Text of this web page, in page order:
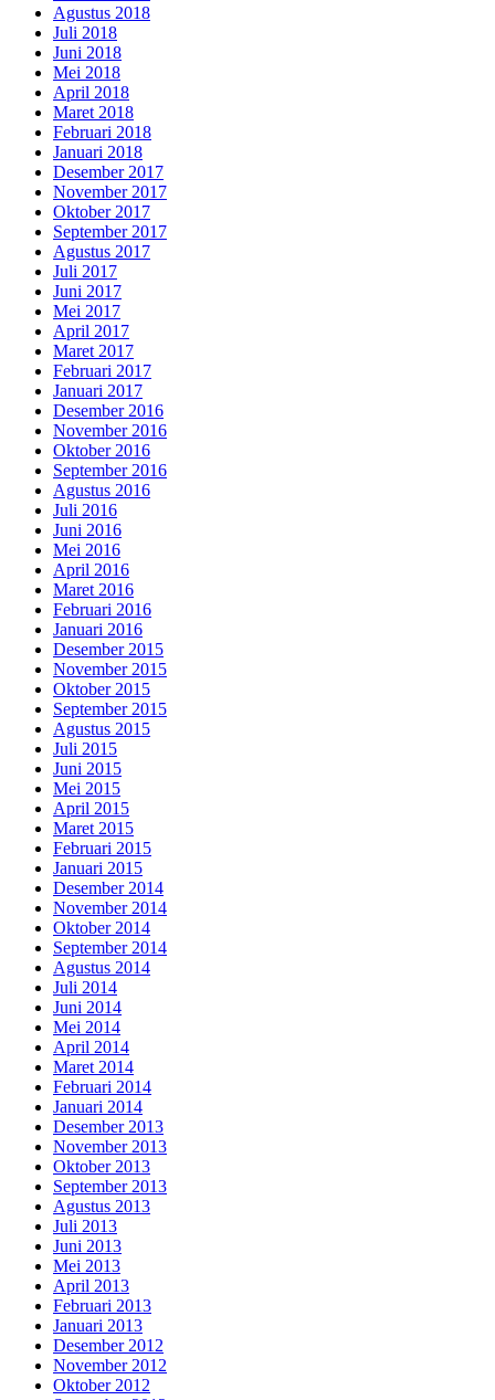
Agustus 2018
Juli 2018
Juni 2018
Mei 2018
April 2018
Maret 2018
Februari 2018
Januari 2018
Desember 2017
November 2017
Oktober 2017
September 2017
Agustus 2017
Juli 2017
Juni 2017
Mei 2017
April 2017
Maret 2017
Februari 2017
Januari 2017
Desember 2016
November 2016
Oktober 2016
September 2016
Agustus 2016
Juli 2016
Juni 2016
Mei 2016
April 2016
Maret 2016
Februari 2016
Januari 2016
Desember 2015
November 2015
Oktober 2015
September 2015
Agustus 2015
Juli 2015
Juni 2015
Mei 2015
April 2015
Maret 2015
Februari 2015
Januari 2015
Desember 2014
November 2014
Oktober 2014
September 2014
Agustus 2014
Juli 2014
Juni 2014
Mei 2014
April 2014
Maret 2014
Februari 2014
Januari 2014
Desember 2013
November 2013
Oktober 2013
September 2013
Agustus 2013
Juli 2013
Juni 2013
Mei 2013
April 2013
Februari 2013
Januari 2013
Desember 2012
November 2012
Oktober 2012